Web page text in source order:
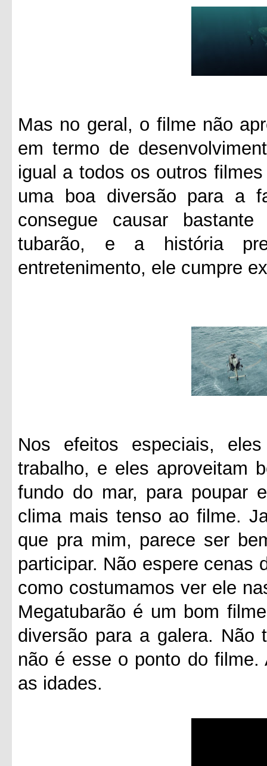
Mas no geral, o filme não
em termo de
igual a todos os outros
uma boa diversão para a
consegue causar
tubarão, e a história
entretenimento, ele cumpre
Nos efeitos especiais,
trabalho, e eles aproveitam
fundo do mar, para poupar
clima mais tenso ao filme.
que pra mim, parece ser
participar. Não espere cenas
como costumamos ver ele
Megatubarão é um bom
diversão para a galera. Não
não é esse o ponto do
as idades.